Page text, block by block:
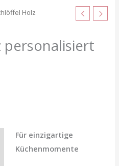
Holz
personalisiert
Für einzigartige
Küchenmomente